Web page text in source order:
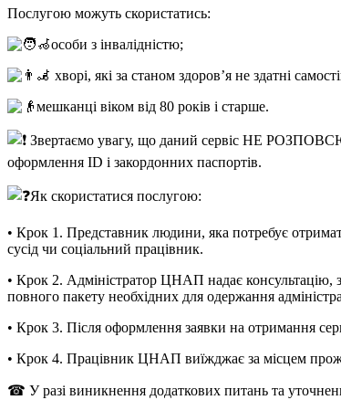
Послугою можуть скористатись:
особи з інвалідністю;
хворі, які за станом здоров’я не здатні
мешканці віком від 80 років і старше.
Звертаємо увагу, що даний сервіс НЕ
оформлення ID і закордонних паспортів.
Як скористатися послугою:
• Крок 1. Представник людини, яка потребує
сусід чи соціальний працівник.
• Крок 2. Адміністратор ЦНАП надає консультацію,
повного пакету необхідних для одержання
• Крок 3. Після оформлення заявки на отримання
• Крок 4. Працівник ЦНАП виїжджає за місцем
☎ У разі виникнення додаткових питань та